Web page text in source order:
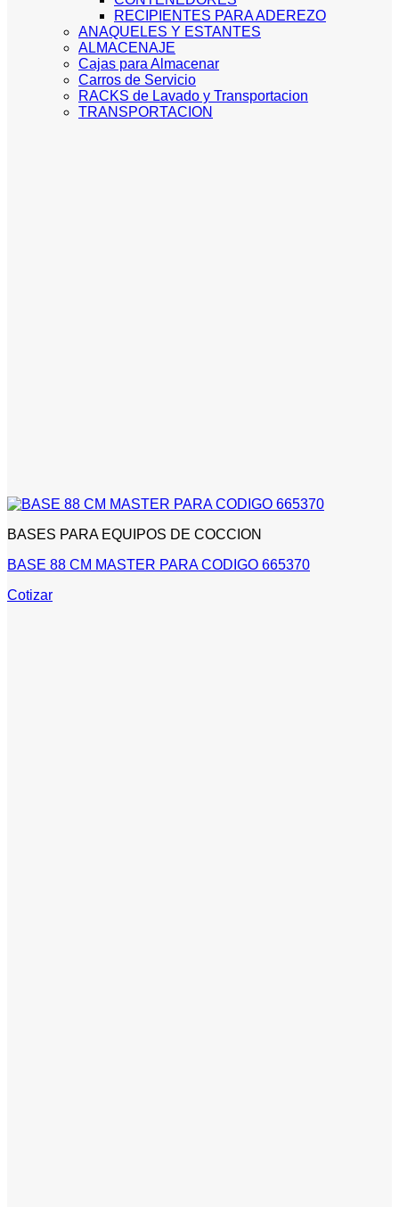
RECIPIENTES PARA ADEREZO
ANAQUELES Y ESTANTES
ALMACENAJE
Cajas para Almacenar
Carros de Servicio
RACKS de Lavado y Transportacion
TRANSPORTACION
BASES PARA EQUIPOS DE COCCION
BASE 88 CM MASTER PARA CODIGO 665370
Cotizar